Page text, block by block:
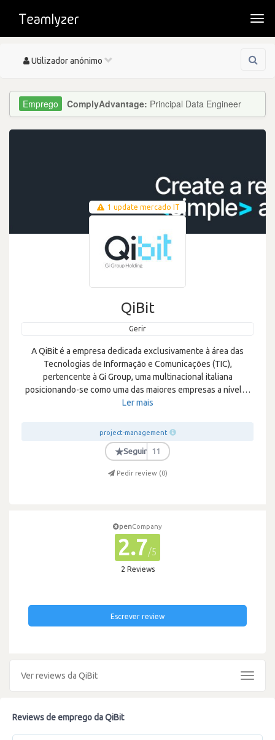
Toggle
Utilizador anónimo
ComplyAdvantage: Principal Data Engineer
1 update mercado IT
QiBit
Gerir
A QiBit é a empresa dedicada exclusivamente à área das
Tecnologias de Informação e Comunicações (TIC),
pertencente à Gi Group, uma multinacional italiana
posicionando-se como uma das maiores empresas a nível…
Ler mais
project-management
★Seguir 11
Pedir review (0)
penCompany
2.7/5
2 Reviews
Escrever review
Ver reviews da QiBit
Toggle
Reviews de emprego da QiBit